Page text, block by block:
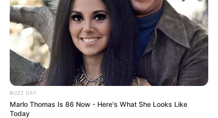
BUZZ DAY
Marlo Thomas Is 86 Now - Here's What She Looks Like
Today